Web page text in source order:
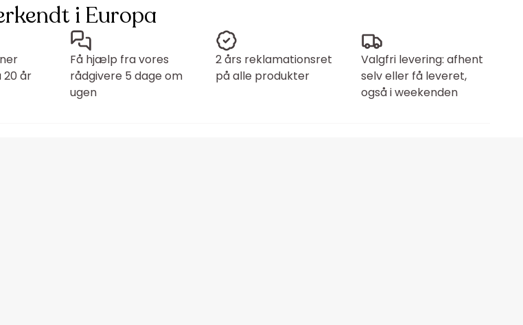
i Europa
20 år
Få hjælp fra vores
rådgivere 5 dage om
ugen
2 års reklamationsret
på alle produkter
Valgfri levering: afhent
selv eller få leveret,
også i weekenden